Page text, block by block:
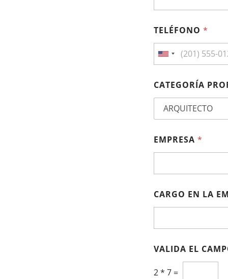
?
TELÉFONO *
United States +1
CATEGORÍA
EMPRESA *
CARGO EN LA
VALIDA EL
2* 7 =